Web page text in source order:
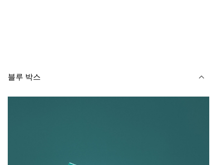
블루 박스